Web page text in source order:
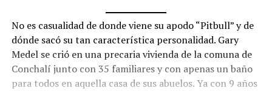
No es casualidad de donde viene su apodo “Pitbull” y de
dónde sacó su tan característica personalidad. Gary
Medel se crió en una precaria vivienda de la comuna de
Conchalí junto con 35 familiares y con apenas un baño
para todos en aquella casa de sus abuelos. Ya con 9 años